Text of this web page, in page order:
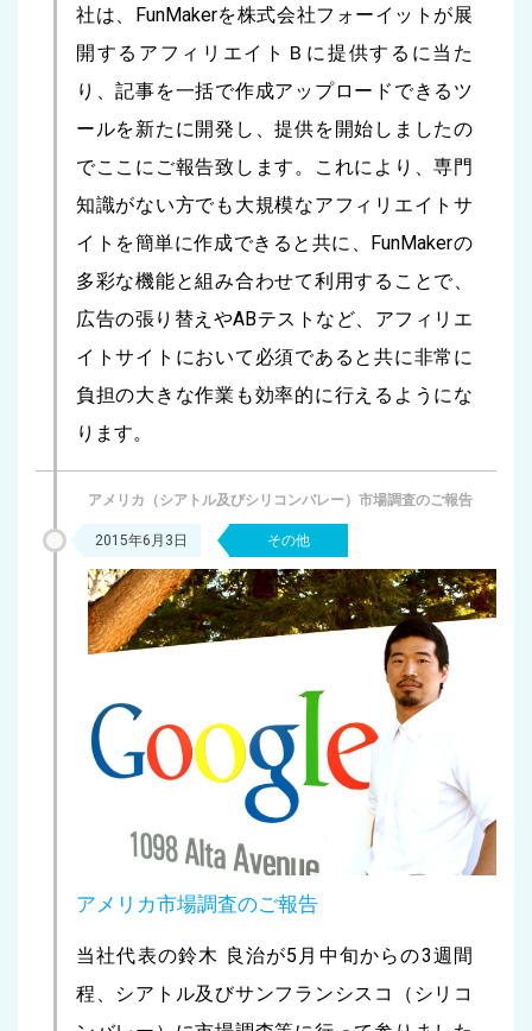
社は、FunMakerを株式会社フォーイットが展
開するアフィリエイトＢに提供するに当た
り、記事を一括で作成アップロードできるツ
ールを新たに開発し、提供を開始しましたの
でここにご報告致します。これにより、専門
知識がない方でも大規模なアフィリエイトサ
イトを簡単に作成できると共に、FunMakerの
多彩な機能と組み合わせて利用することで、
広告の張り替えやABテストなど、アフィリエ
イトサイトにおいて必須であると共に非常に
負担の大きな作業も効率的に行えるようにな
ります。
アメリカ（シアトル及びシリコンバレー）市場調査のご報告
2015年6月3日 その他
アメリカ市場調査のご報告
当社代表の鈴木 良治が5月中旬からの3週間
程、シアトル及びサンフランシスコ（シリコ